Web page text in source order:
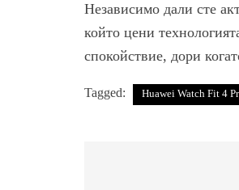
Независимо дали сте
който цени
спокойствие, дори
Tagged: Huawei Watch Fit 4